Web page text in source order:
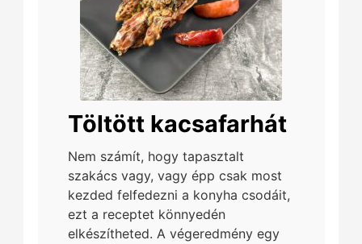
Töltött kacsafarhát
Nem számít, hogy tapasztalt
szakács vagy, vagy épp csak most
kezded felfedezni a konyha csodáit,
ezt a receptet könnyedén
elkészítheted. A végeredmény egy